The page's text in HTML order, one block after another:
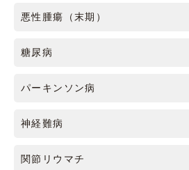
悪性腫瘍（末期）
糖尿病
パーキンソン病
神経難病
関節リウマチ